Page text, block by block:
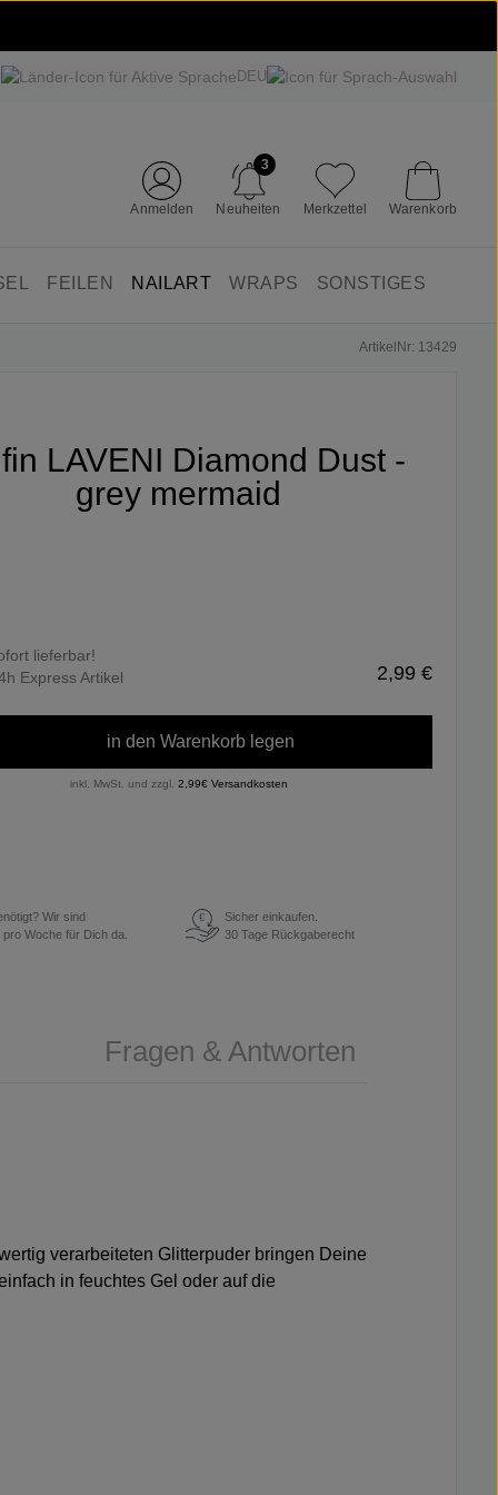
DEU
Anmelden Neuheiten
3
Merkzettel Warenkorb
FEILEN NAILART WRAPS SONSTIGES
ArtikelNr: 13429
LAVENI Diamond Dust -
grey mermaid
lieferbar!
Express Artikel
2,99 €
in den Warenkorb legen
inkl. MwSt. und zzgl. 2,99€ Versandkosten
Wir sind
pro Woche für Dich da.
€
Sicher einkaufen.
30 Tage Rückgaberecht
Fragen & Antworten
verarbeiteten Glitterpuder bringen Deine
in feuchtes Gel oder auf die